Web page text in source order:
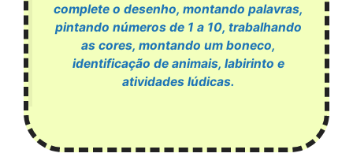
complete o desenho, montando palavras,
pintando números de 1 a 10, trabalhando
as cores, montando um boneco,
identificação de animais, labirinto e
atividades lúdicas.